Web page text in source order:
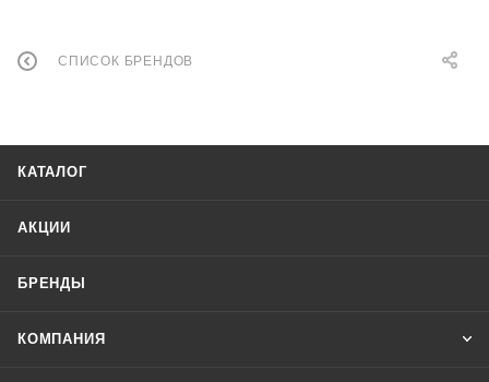
СПИСОК БРЕНДОВ
КАТАЛОГ
АКЦИИ
БРЕНДЫ
КОМПАНИЯ